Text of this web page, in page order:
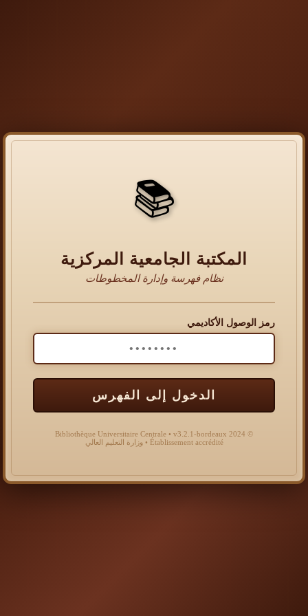
📚
المكتبة الجامعية المركزية
نظام فهرسة وإدارة المخطوطات
رمز الوصول الأكاديمي
الدخول إلى الفهرس
© 2024 Bibliothèque Universitaire Centrale • v3.2.1-bordeaux
Établissement accrédité • وزارة التعليم العالي